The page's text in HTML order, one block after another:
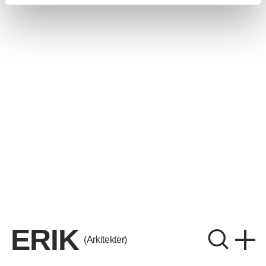
ERIK (Arkitekter)